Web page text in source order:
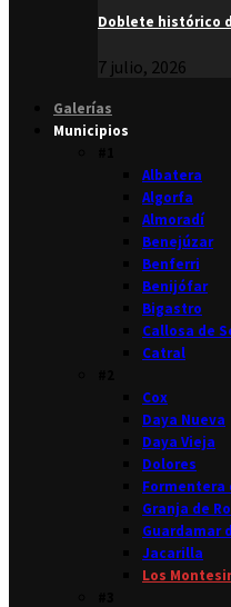
Doblete histórico
7 julio, 2026
Galerías
Municipios
Albatera
Algorfa
Almoradí
Benejúzar
Benferri
Benijófar
Bigastro
Callosa de
Catral
Cox
Daya Nueva
Daya Vieja
Dolores
Formentera
Granja de
Guardamar
Jacarilla
Los